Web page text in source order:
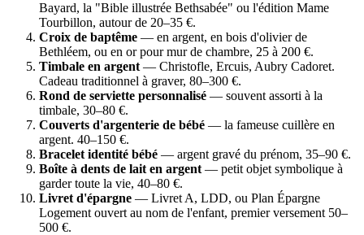
Bayard, la "Bible illustrée Bethsabée" ou l'édition Mame
Tourbillon, autour de 20–35 €.
Croix de baptême — en argent, en bois d'olivier de
Bethléem, ou en or pour mur de chambre, 25 à 200 €.
Timbale en argent — Christofle, Ercuis, Aubry Cadoret.
Cadeau traditionnel à graver, 80–300 €.
Rond de serviette personnalisé — souvent assorti à la
timbale, 30–80 €.
Couverts d'argenterie de bébé — la fameuse cuillère en
argent. 40–150 €.
Bracelet identité bébé — argent gravé du prénom, 35–90 €.
Boîte à dents de lait en argent — petit objet symbolique à
garder toute la vie, 40–80 €.
Livret d'épargne — Livret A, LDD, ou Plan Épargne
Logement ouvert au nom de l'enfant, premier versement 50–
500 €.